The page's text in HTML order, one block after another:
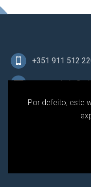
+351 911 512
Por defeito, este